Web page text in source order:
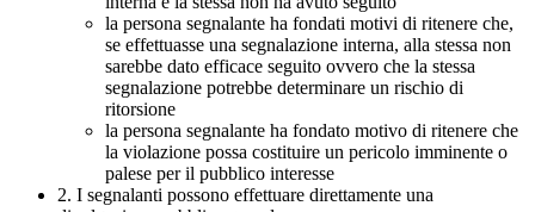
la persona segnalante ha fondati motivi di ritenere che,
se effettuasse una segnalazione interna, alla stessa non
sarebbe dato efficace seguito ovvero che la stessa
segnalazione potrebbe determinare un rischio di
ritorsione
la persona segnalante ha fondato motivo di ritenere che
la violazione possa costituire un pericolo imminente o
palese per il pubblico interesse
2. I segnalanti possono effettuare direttamente una